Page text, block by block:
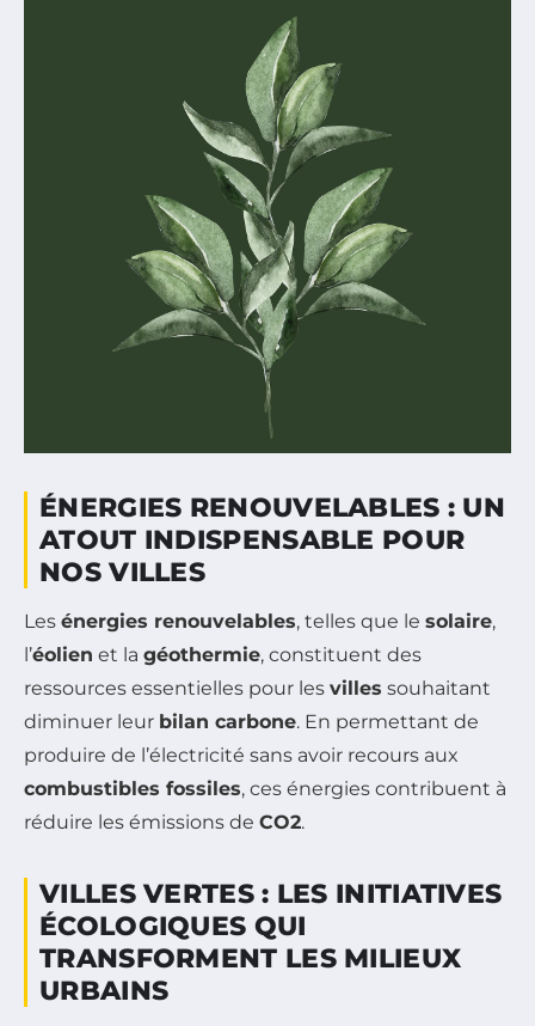
ÉNERGIES RENOUVELABLES : UN
ATOUT INDISPENSABLE POUR
NOS VILLES
Les énergies renouvelables, telles que le solaire,
l’éolien et la géothermie, constituent des
ressources essentielles pour les villes souhaitant
diminuer leur bilan carbone. En permettant de
produire de l’électricité sans avoir recours aux
combustibles fossiles, ces énergies contribuent à
réduire les émissions de CO2.
VILLES VERTES : LES INITIATIVES
ÉCOLOGIQUES QUI
TRANSFORMENT LES MILIEUX
URBAINS